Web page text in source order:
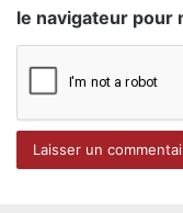
le navigateur pour